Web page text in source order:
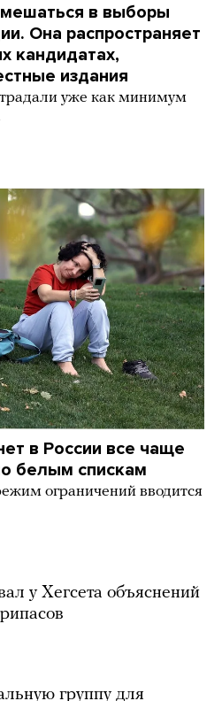
в выборы
Она распространяет
кандидатах,
издания
уже как минимум
в России все чаще
белым спискам
ограничений вводится
у Хегсета объяснений
группу для